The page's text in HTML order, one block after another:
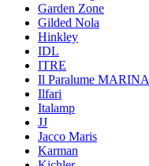
Garden Zone
Gilded Nola
Hinkley
IDL
ITRE
Il Paralume MARINA
Ilfari
Italamp
JJ
Jacco Maris
Karman